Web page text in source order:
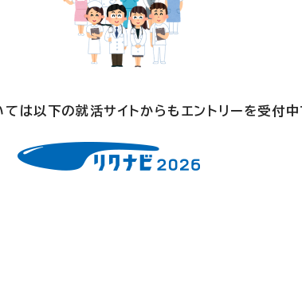
以下の就活サイトからもエントリーを受付